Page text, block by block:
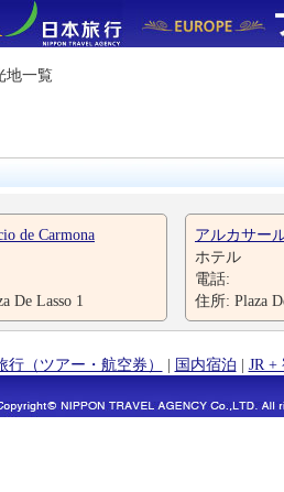
地一覧
de Carmona
De Lasso 1
アルカサー
ホテル
電話:
住所: Plaza
行（ツアー・航空券） | 国内宿泊 | JR +